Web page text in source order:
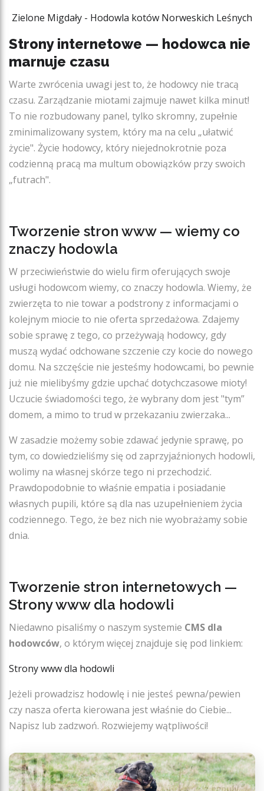
Zielone Migdały - Hodowla kotów Norweskich Leśnych
Strony internetowe — hodowca nie
marnuje czasu
Warte zwrócenia uwagi jest to, że hodowcy nie tracą
czasu. Zarządzanie miotami zajmuje nawet kilka minut!
To nie rozbudowany panel, tylko skromny, zupełnie
zminimalizowany system, który ma na celu „ułatwić
życie". Życie hodowcy, który niejednokrotnie poza
codzienną pracą ma multum obowiązków przy swoich
„futrach".
Tworzenie stron www — wiemy co
znaczy hodowla
W przeciwieństwie do wielu firm oferujących swoje
usługi hodowcom wiemy, co znaczy hodowla. Wiemy, że
zwierzęta to nie towar a podstrony z informacjami o
kolejnym miocie to nie oferta sprzedażowa. Zdajemy
sobie sprawę z tego, co przeżywają hodowcy, gdy
muszą wydać odchowane szczenie czy kocie do nowego
domu. Na szczęście nie jesteśmy hodowcami, bo pewnie
już nie mielibyśmy gdzie upchać dotychczasowe mioty!
Uczucie świadomości tego, że wybrany dom jest "tym”
domem, a mimo to trud w przekazaniu zwierzaka...
W zasadzie możemy sobie zdawać jedynie sprawę, po
tym, co dowiedzieliśmy się od zaprzyjaźnionych hodowli,
wolimy na własnej skórze tego ni przechodzić.
Prawdopodobnie to właśnie empatia i posiadanie
własnych pupili, które są dla nas uzupełnieniem życia
codziennego. Tego, że bez nich nie wyobrażamy sobie
dnia.
Tworzenie stron internetowych —
Strony www dla hodowli
Niedawno pisaliśmy o naszym systemie CMS dla
hodowców, o którym więcej znajduje się pod linkiem:
Strony www dla hodowli
Jeżeli prowadzisz hodowlę i nie jesteś pewna/pewien
czy nasza oferta kierowana jest właśnie do Ciebie...
Napisz lub zadzwoń. Rozwiejemy wątpliwości!